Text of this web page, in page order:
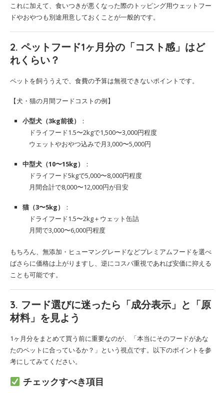
これに加えて、食いつきが悪くなった際のトッピング用ウェットフー
ドやおやつも別途用意しておくことが一般的です。
2. ペットフード1ヶ月分の「コスト感」はど
れくらい？
ペットを飼ううえで、食費の予算は無視できないポイントです。
【犬・猫の月間フードコストの例】
小型犬（3kg前後）
：
ドライフード1.5〜2kgで1,500〜3,000円程度
ウェットやおやつ込みで月3,000〜5,000円
中型犬（10〜15kg）
：
ドライフード5kgで5,000〜8,000円程度
月間合計で8,000〜12,000円が目安
猫（3〜5kg）
：
ドライフード1.5〜2kg＋ウェット缶詰
月間で3,000〜6,000円程度
もちろん、無添加・ヒューマングレードなどプレミアムフードを選べ
ばさらに価格は上がりますし、逆にコスパ重視であれば安価に抑える
ことも可能です。
3. フード選びに迷ったら「成分表示」と「原
材料」を見よう
1ヶ月分をまとめて買う前に重要なのが、「本当にそのフードがあな
たのペットに合っているか？」という視点です。以下のポイントを参
考にしてみてください。
チェックすべき項目